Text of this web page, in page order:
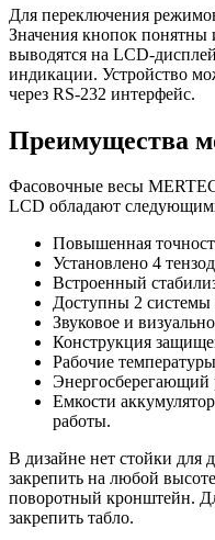
Для переключения
Значения кнопок
выводятся на LCD-
индикации. Устройство
через RS-232 интерфейс.
Преимущества
Фасовочные весы
LCD обладают
Повышенная
Установлено 4
Встроенный
Доступны 2
Звуковое и
Конструкция
Рабочие
Энергосберегающий
Емкости
работы.
В дизайне нет стойки для
закрепить на любой
поворотный кронштейн.
закрепить табло.